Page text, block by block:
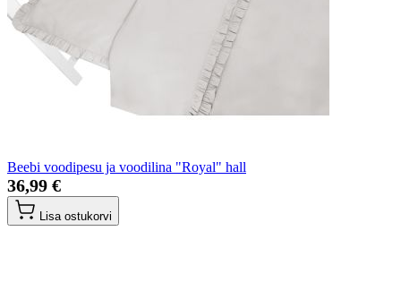
Beebi voodipesu ja voodilina "Royal" hall
36,99 €
Lisa ostukorvi